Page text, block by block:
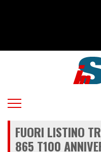
FUORI LISTINO
865 T100